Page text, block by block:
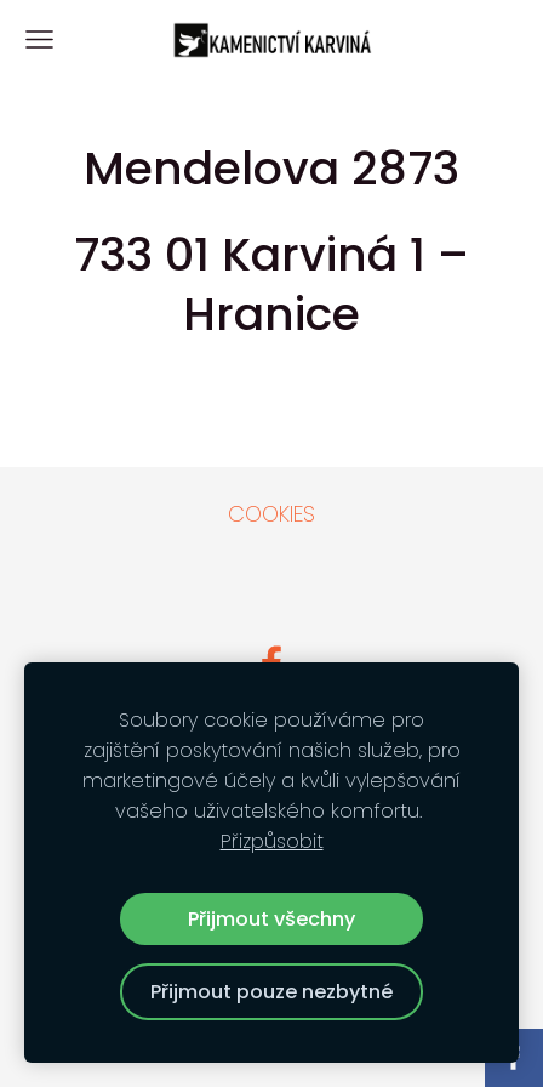
Mendelova 2873
733 01 Karviná 1 –
Hranice
COOKIES
Soubory cookie používáme pro
zajištění poskytování našich služeb, pro
marketingové účely a kvůli vylepšování
vašeho uživatelského komfortu.
Přizpůsobit
Přijmout všechny
Přijmout pouze nezbytné